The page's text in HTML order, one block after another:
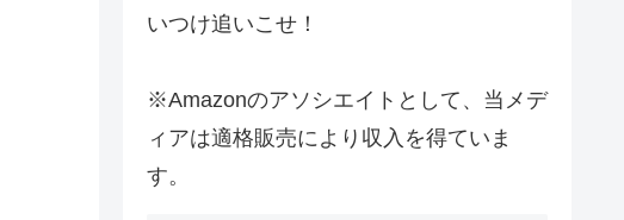
いつけ追いこせ！
※Amazonのアソシエイトとして、当メデ
ィアは適格販売により収入を得ていま
す。